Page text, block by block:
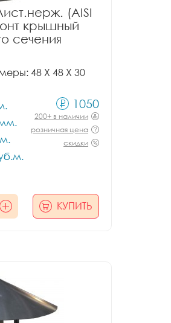
(AISI
крышный
сечения
48 X 48 X 30
1050
200+ в наличии
розничная цена
скидки
КУПИТЬ